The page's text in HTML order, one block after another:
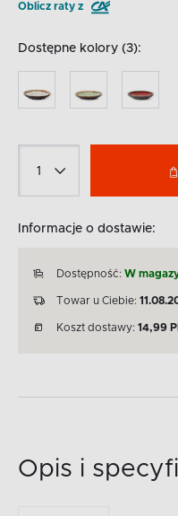
Oblicz raty z
Dostępne kolory (3):
Informacje o dostawie:
Dostępność: W
Towar u Ciebie:
Koszt dostawy: 14,99
Opis i